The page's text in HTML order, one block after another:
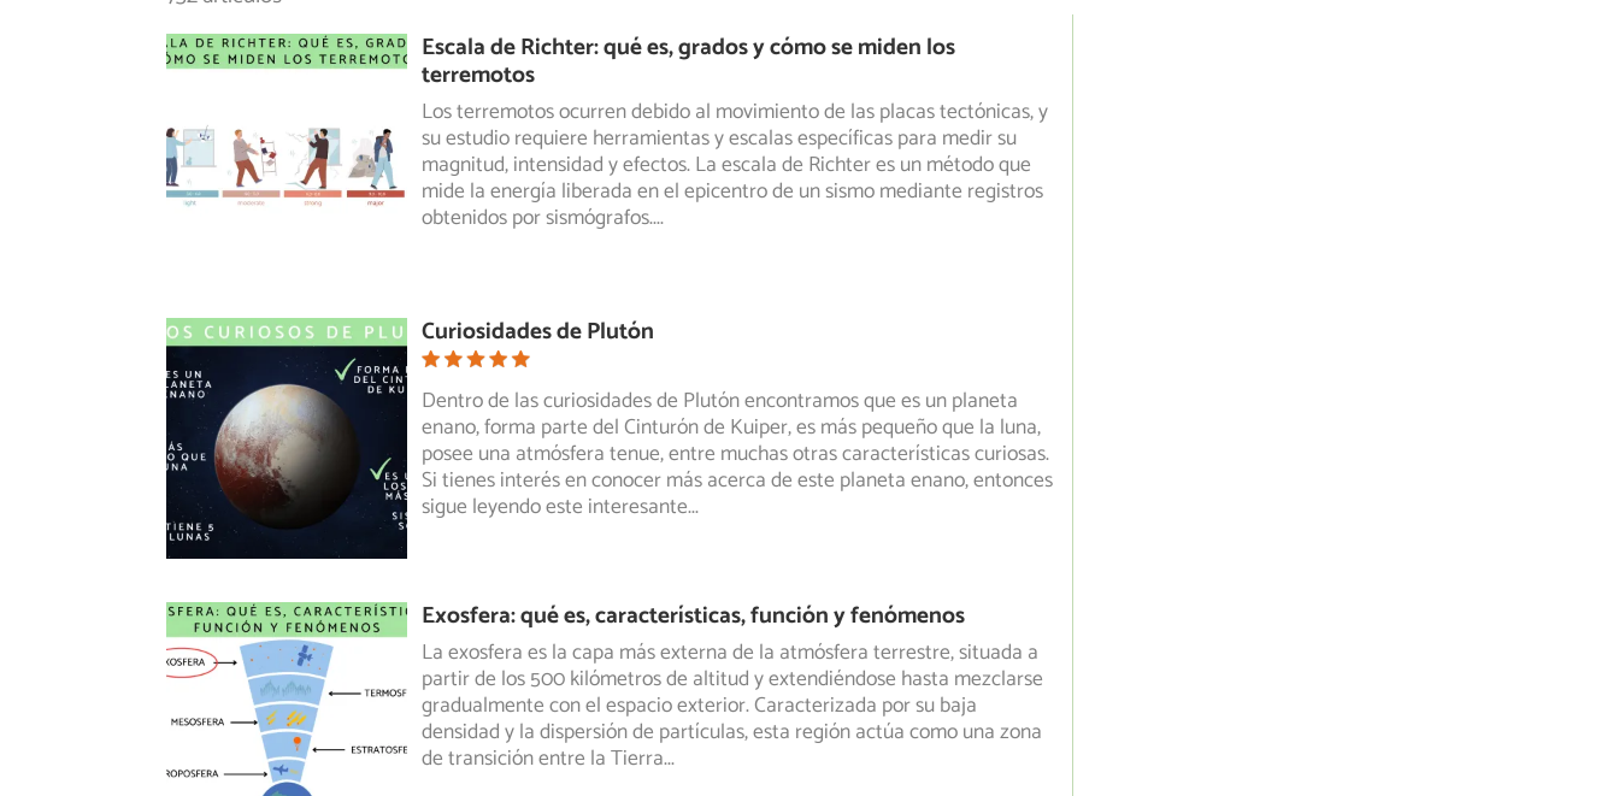
Escala de Richter: qué es, grados y cómo se miden los
terremotos
Los terremotos ocurren debido al movimiento de las placas tectónicas, y
su estudio requiere herramientas y escalas específicas para medir su
magnitud, intensidad y efectos. La escala de Richter es un método que
mide la energía liberada en el epicentro de un sismo mediante registros
obtenidos por sismógrafos....
Curiosidades de Plutón
Dentro de las curiosidades de Plutón encontramos que es un planeta
enano, forma parte del Cinturón de Kuiper, es más pequeño que la luna,
posee una atmósfera tenue, entre muchas otras características curiosas.
Si tienes interés en conocer más acerca de este planeta enano, entonces
sigue leyendo este interesante...
Exosfera: qué es, características, función y fenómenos
La exosfera es la capa más externa de la atmósfera terrestre, situada a
partir de los 500 kilómetros de altitud y extendiéndose hasta mezclarse
gradualmente con el espacio exterior. Caracterizada por su baja
densidad y la dispersión de partículas, esta región actúa como una zona
de transición entre la Tierra...